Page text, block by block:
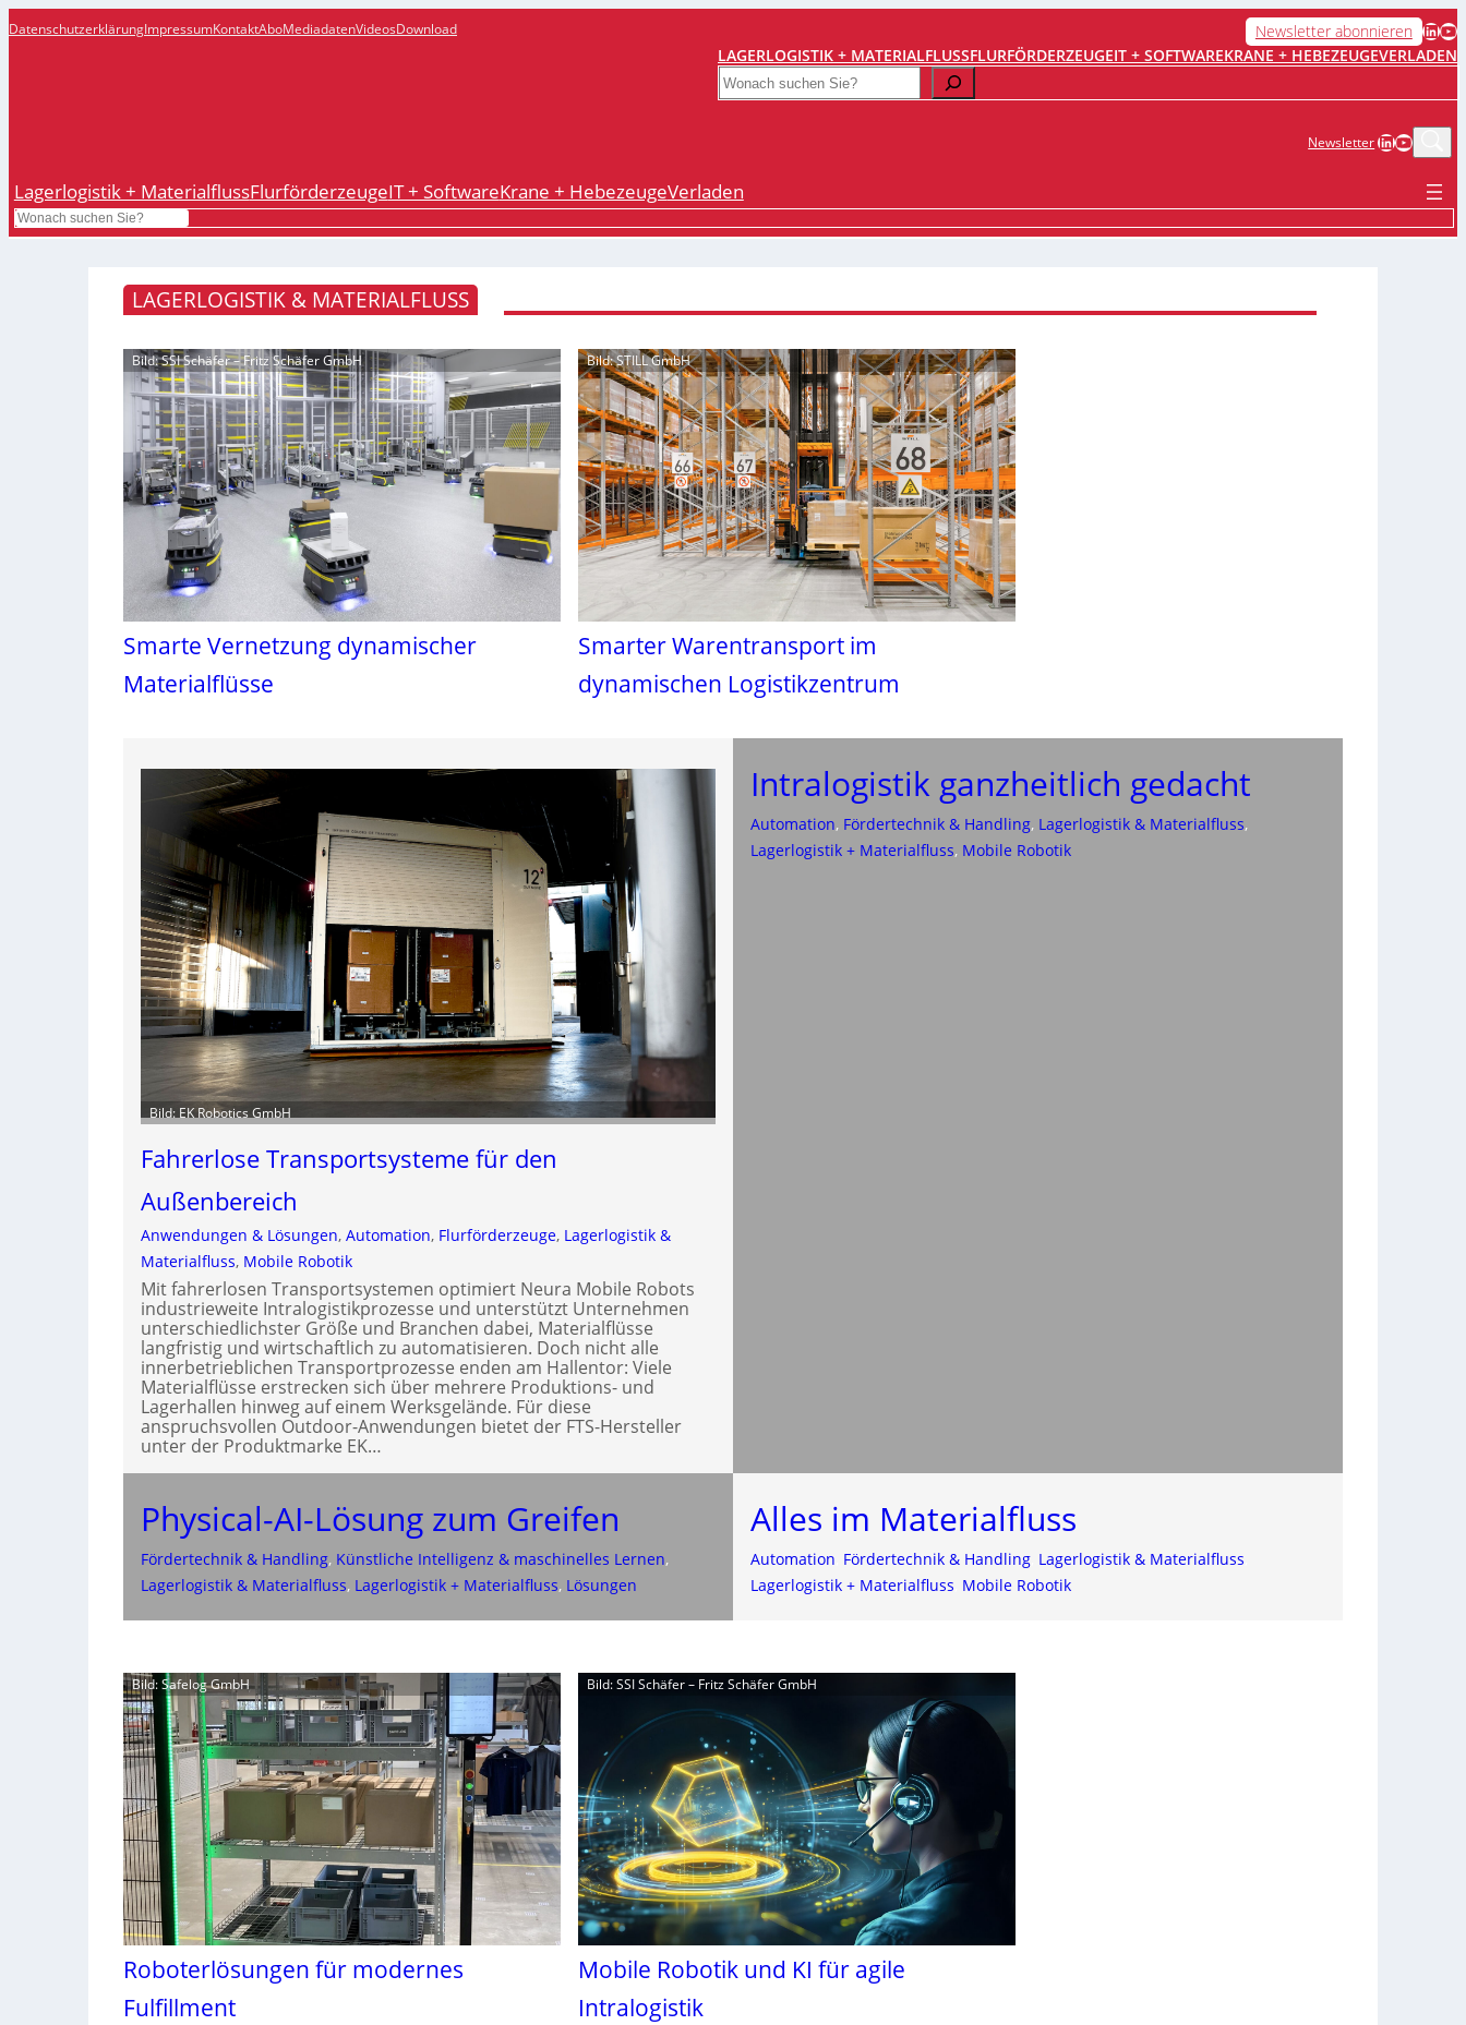
DatenschutzerklärungImpressumKontaktAboMediadatenVideosDownload Newsletter abonnieren LinkedIn YouTube
LAGERLOGISTIK + MATERIALFLUSSFLURFÖRDERZEUGEIT + SOFTWAREKRANE + HEBEZEUGEVERLADEN
Search
NewsletterLinkedIn
Lagerlogistik + MaterialflussFlurförderzeugeIT + SoftwareKrane + HebezeugeVerladen
Search
LAGERLOGISTIK & MATERIALFLUSS
Bild: SSI Schäfer – Fritz Schäfer GmbH
Smarte Vernetzung dynamischer
Materialflüsse
Bild: STILL GmbH
Smarter Warentransport im
dynamischen Logistikzentrum
Bild: EK Robotics GmbH
Fahrerlose Transportsysteme für den
Außenbereich
Anwendungen & Lösungen, Automation, Flurförderzeuge, Lagerlogistik &
Materialfluss, Mobile Robotik
Mit fahrerlosen Transportsystemen optimiert Neura Mobile Robots
industrieweite Intralogistikprozesse und unterstützt Unternehmen
unterschiedlichster Größe und Branchen dabei, Materialflüsse
langfristig und wirtschaftlich zu automatisieren. Doch nicht alle
innerbetrieblichen Transportprozesse enden am Hallentor: Viele
Materialflüsse erstrecken sich über mehrere Produktions- und
Lagerhallen hinweg auf einem Werksgelände. Für diese
anspruchsvollen Outdoor-Anwendungen bietet der FTS-Hersteller
unter der Produktmarke EK…
Intralogistik ganzheitlich gedacht
Automation, Fördertechnik & Handling, Lagerlogistik & Materialfluss
Lagerlogistik + Materialfluss, Mobile Robotik
Physical-AI-Lösung zum Greifen
Fördertechnik & Handling, Künstliche Intelligenz & maschinelles Lernen ,
Lagerlogistik & Materialfluss, Lagerlogistik + Materialfluss, Lösungen
Alles im Materialfluss
Automation Fördertechnik & Handling Lagerlogistik & Materialfluss
Lagerlogistik + Materialfluss Mobile Robotik
Bild: Safelog GmbH
Roboterlösungen für modernes
Fulfillment
Bild: SSI Schäfer – Fritz Schäfer GmbH
Mobile Robotik und KI für agile
Intralogistik